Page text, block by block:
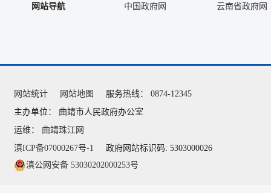
网站导航 中国政府网 云南省政府网
网站统计 网站地图
服务热线： 0874-12345
主办单位： 曲靖市人民政府办公室
运维： 曲靖珠江网
滇ICP备07000267号-1
政府网站标识码: 5303000026
滇公网安备 53030202000253号